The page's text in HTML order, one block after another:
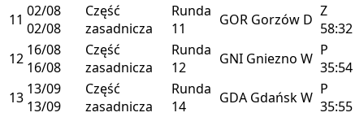
11 02/08
02/08
Część
zasadnicza
Runda
11
GOR Gorzów D Z
58:32
12 16/08
16/08
Część
zasadnicza
Runda
12
GNI Gniezno W P
35:54
13 13/09
13/09
Część
zasadnicza
Runda
14
GDA GdańskW P
35:55